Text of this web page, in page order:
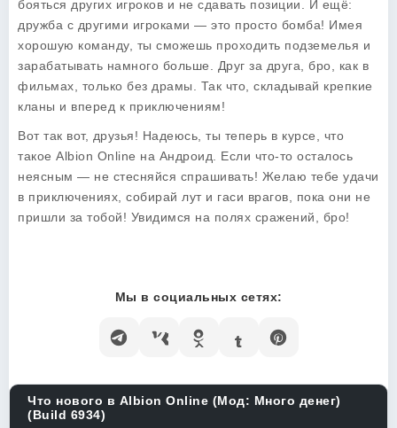
бояться других игроков и не сдавать позиции. И ещё:
дружба с другими игроками — это просто бомба! Имея
хорошую команду, ты сможешь проходить подземелья и
зарабатывать намного больше. Друг за друга, бро, как в
фильмах, только без драмы. Так что, складывай крепкие
кланы и вперед к приключениям!
Вот так вот, друзья! Надеюсь, ты теперь в курсе, что
такое Albion Online на Андроид. Если что-то осталось
неясным — не стесняйся спрашивать! Желаю тебе удачи
в приключениях, собирай лут и гаси врагов, пока они не
пришли за тобой! Увидимся на полях сражений, бро!
Мы в социальных сетях:
Что нового в Albion Online (Мод: Много денег)
(Build 6934)